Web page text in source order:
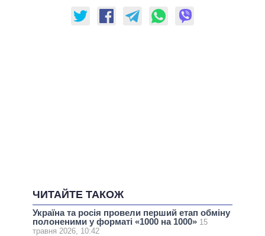
ЧИТАЙТЕ ТАКОЖ
Україна та росія провели перший етап обміну
полоненими у форматі «1000 на 1000» 15
травня 2026, 10:42